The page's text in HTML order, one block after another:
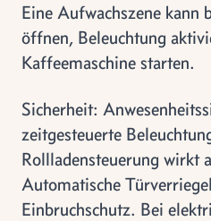
Eine Aufwachszene kann
öffnen, Beleuchtung
Kaffeemaschine starten.
Sicherheit:
zeitgesteuerte
Rollladensteuerung wirkt
Automatische
Einbruchschutz. Bei